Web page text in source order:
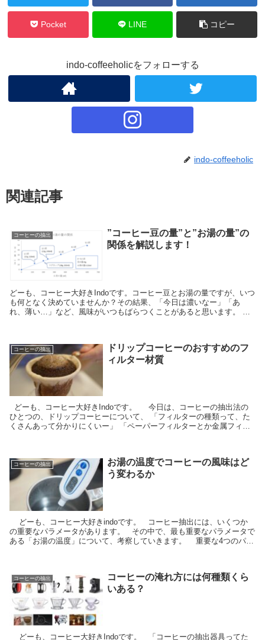
Pocket LINE コピー
indo-coffeeholicをフォローする
indo-coffeeholic
関連記事
コーヒーの抽出
”コーヒー豆の量”と”お湯の量”の
関係を解説します！
どーも、コーヒー大好きIndoです。コーヒー豆とお湯の量ですが、いつ
も何となく決めていませんか？その結果、「今日は濃いなー」「あ
れ、薄い…」など、風味がいつもばらつくことがあると思います。 そ
コーヒーの抽出
ドリップコーヒーのおすすめのフ
ィルター材質
どーも、コーヒー大好きIndoです。 今日は、コーヒーの抽出法の
ひとつの、ドリップコーヒーについて、 「フィルターの種類って、た
くさんあって分かりにくいー」 「ペーパーフィルターとか金属フィル
コーヒーの抽出
お湯の温度でコーヒーの風味はど
う変わるか
の重要なパラメータがあります。 その中で、最も重要なパラメータで
ある「お湯の温度」について、考察していきます。 重要な4つのパラ
コーヒーの抽出
コーヒーの淹れ方には何種類くら
いある？